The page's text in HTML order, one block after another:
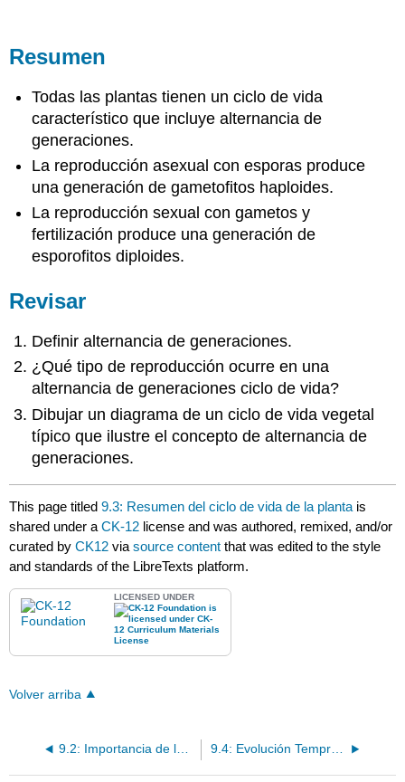
Resumen
Todas las plantas tienen un ciclo de vida
característico que incluye alternancia de
generaciones.
La reproducción asexual con esporas produce
una generación de gametofitos haploides.
La reproducción sexual con gametos y
fertilización produce una generación de
esporofitos diploides.
Revisar
Definir alternancia de generaciones.
¿Qué tipo de reproducción ocurre en una
alternancia de generaciones ciclo de vida?
Dibujar un diagrama de un ciclo de vida vegetal
típico que ilustre el concepto de alternancia de
generaciones.
This page titled9.3: Resumen del ciclo de vida de la planta is
shared under aCK-12 license and was authored, remixed, and/or
curated byCK12 viasource content that was edited to the style
and standards of the LibreTexts platform.
LICENSED UNDER
Volver arriba
9.2: Importancia de las Plantas 9.4: Evolución Temprana de las Plantas